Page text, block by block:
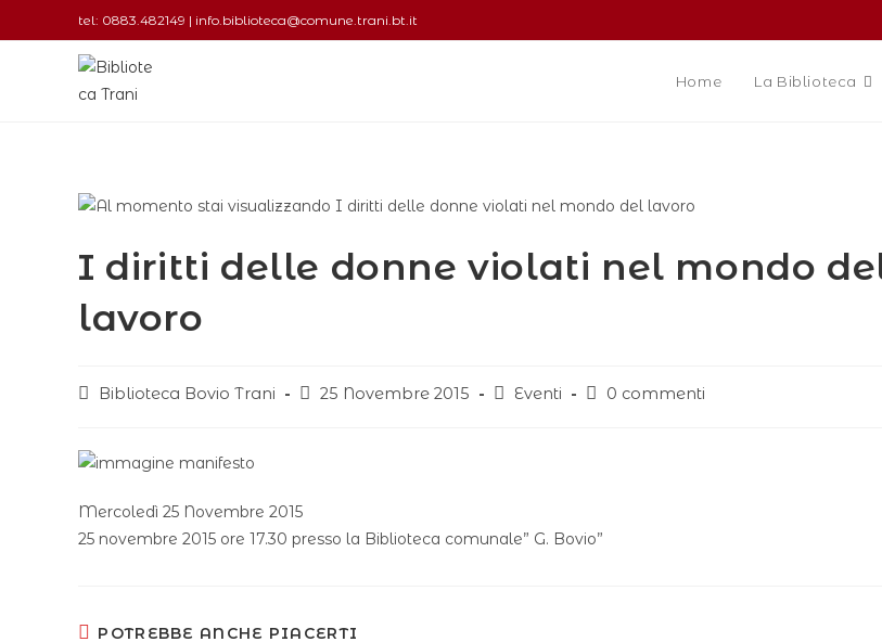
tel: 0883.482149 | info.biblioteca@comune.trani.bt.it
Home La Biblioteca
I diritti delle donne violati nel mondo
lavoro
Biblioteca Bovio Trani 25 Novembre 2015 Eventi 0 commenti
Mercoledì 25 Novembre 2015
25 novembre 2015 ore 17.30 presso la Biblioteca comunale” G. Bovio”
POTREBBE ANCHE PIACERTI